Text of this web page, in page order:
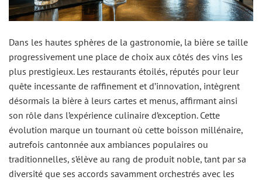
Dans les hautes sphères de la gastronomie, la bière se taille
progressivement une place de choix aux côtés des vins les
plus prestigieux. Les restaurants étoilés, réputés pour leur
quête incessante de raffinement et d’innovation, intègrent
désormais la bière à leurs cartes et menus, affirmant ainsi
son rôle dans l’expérience culinaire d’exception. Cette
évolution marque un tournant où cette boisson millénaire,
autrefois cantonnée aux ambiances populaires ou
traditionnelles, s’élève au rang de produit noble, tant par sa
diversité que ses accords savamment orchestrés avec les